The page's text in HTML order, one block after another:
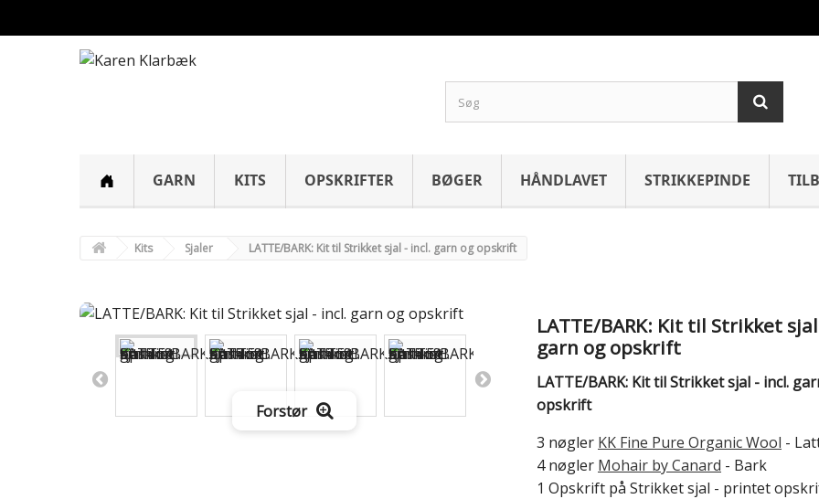
GARN KITS OPSKRIFTER BØGER HÅNDLAVET STRIKKEPINDE
Kits Sjaler LATTE/BARK: Kit til Strikket sjal - incl. garn og opskrift
Forstør
LATTE/BARK: Kit til Strikket
garn og opskrift
LATTE/BARK: Kit til Strikket sjal - incl.
opskrift
3 nøgler KK Fine Pure Organic Wool -
4 nøgler Mohair by Canard - Bark
1 Opskrift på Strikket sjal - printet